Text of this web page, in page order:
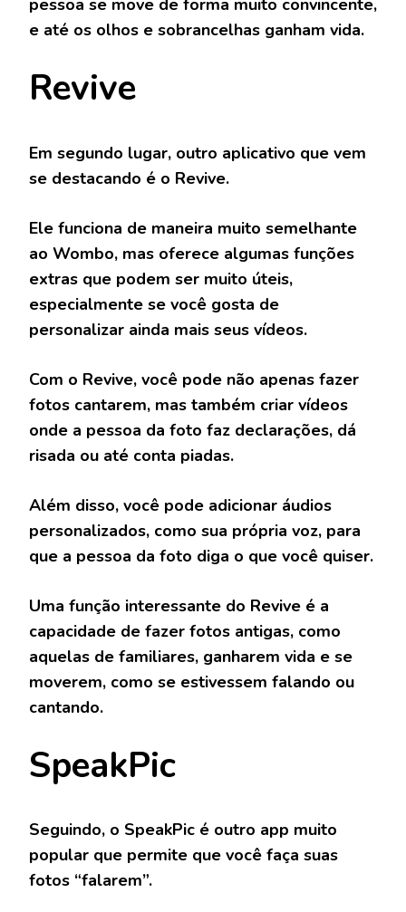
pessoa se move de forma muito convincente,
e até os olhos e sobrancelhas ganham vida.
Revive
Em segundo lugar, outro aplicativo que vem
se destacando é o Revive.
Ele funciona de maneira muito semelhante
ao Wombo, mas oferece algumas funções
extras que podem ser muito úteis,
especialmente se você gosta de
personalizar ainda mais seus vídeos.
Com o Revive, você pode não apenas fazer
fotos cantarem, mas também criar vídeos
onde a pessoa da foto faz declarações, dá
risada ou até conta piadas.
Além disso, você pode adicionar áudios
personalizados, como sua própria voz, para
que a pessoa da foto diga o que você quiser.
Uma função interessante do Revive é a
capacidade de fazer fotos antigas, como
aquelas de familiares, ganharem vida e se
moverem, como se estivessem falando ou
cantando.
SpeakPic
Seguindo, o SpeakPic é outro app muito
popular que permite que você faça suas
fotos “falarem”.